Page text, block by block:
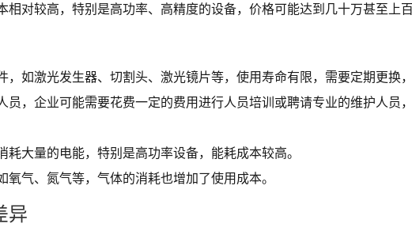
相对较高，特别是高功率、高精度的设备，价格可能达到几十万甚至上
如激光发生器、切割头、激光镜片等，使用寿命有限，需要定期更换
，企业可能需要花费一定的费用进行人员培训或聘请专业的维护人员
大量的电能，特别是高功率设备，能耗成本较高。
气、氮气等，气体的消耗也增加了使用成本。
异